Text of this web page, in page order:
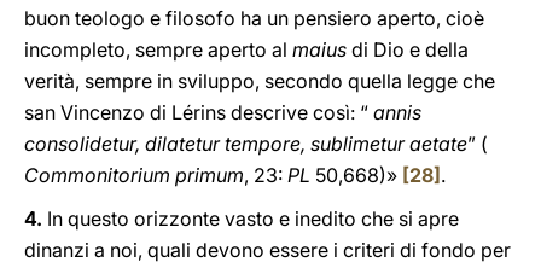
buon teologo e filosofo ha un pensiero aperto, cioè
incompleto, sempre aperto al maius di Dio e della
verità, sempre in sviluppo, secondo quella legge che
san Vincenzo di Lérins descrive così: “ annis
consolidetur, dilatetur tempore, sublimetur aetate” (
Commonitorium primum, 23: PL 50,668)» [28] .
4. In questo orizzonte vasto e inedito che si apre
dinanzi a noi, quali devono essere i criteri di fondo per